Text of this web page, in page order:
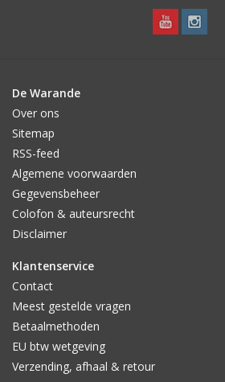
De Warande
Over ons
Sitemap
RSS-feed
Algemene voorwaarden
Gegevensbeheer
Colofon & auteursrecht
Disclaimer
Klantenservice
Contact
Meest gestelde vragen
Betaalmethoden
EU btw wetgeving
Verzending, afhaal & retour